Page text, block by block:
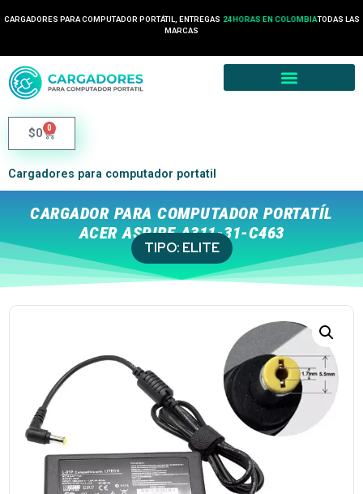
CARGADORES PARA COMPUTADOR PORTÁTIL, ENTREGAS 24 HORAS EN COLOMBIATODAS LAS
MARCAS
$0 0
Cargadores para computador portatil
CARGADOR PARA COMPUTADOR PORTATÍL
ACER ASPIRE A311-31-C463
TIPO: ELITE